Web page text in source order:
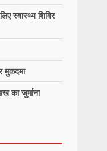
स्वास्थ्य शिविर
मुकदमा
का जुर्माना